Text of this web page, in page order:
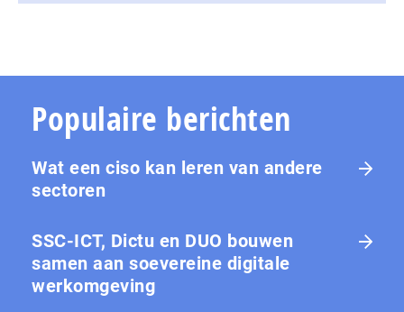
Populaire berichten
Wat een ciso kan leren van andere
sectoren
SSC-ICT, Dictu en DUO bouwen
samen aan soevereine digitale
werkomgeving